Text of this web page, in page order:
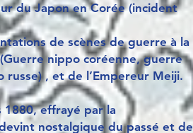
du Japon en Corée (incident
de scènes de guerre à la
nippo coréenne, guerre
, et de l’Empereur Meiji.
effrayé par la
nostalgique du passé et de